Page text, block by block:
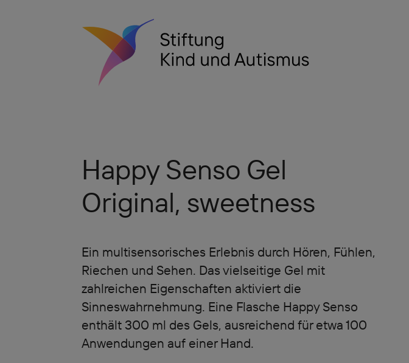
Happy Senso Gel
Original, sweetness
Ein multisensorisches Erlebnis durch Hören, Fühlen,
Riechen und Sehen. Das vielseitige Gel mit
zahlreichen Eigenschaften aktiviert die
Sinneswahrnehmung. Eine Flasche Happy Senso
enthält 300 ml des Gels, ausreichend für etwa 100
Anwendungen auf einer Hand.